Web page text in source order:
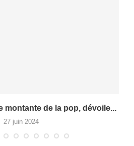
montante de la pop, dévoile...
27 juin 2024